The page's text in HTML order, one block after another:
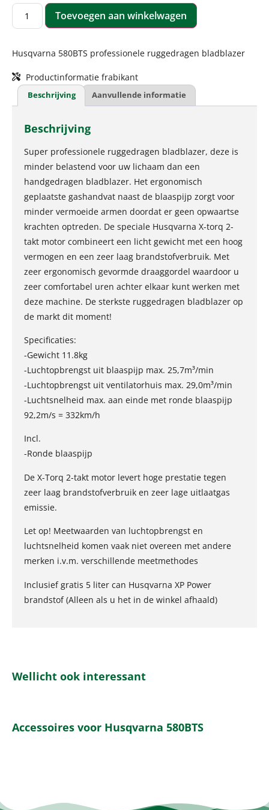
Toevoegen aan winkelwagen
Husqvarna 580BTS professionele ruggedragen bladblazer
Productinformatie frabikant
Beschrijving Aanvullende informatie
Beschrijving
Super professionele ruggedragen bladblazer, deze is
minder belastend voor uw lichaam dan een
handgedragen bladblazer. Het ergonomisch
geplaatste gashandvat naast de blaaspijp zorgt voor
minder vermoeide armen doordat er geen opwaartse
krachten optreden. De speciale Husqvarna X-torq 2-
takt motor combineert een licht gewicht met een hoog
vermogen en een zeer laag brandstofverbruik. Met
zeer ergonomisch gevormde draaggordel waardoor u
zeer comfortabel uren achter elkaar kunt werken met
deze machine. De sterkste ruggedragen bladblazer op
de markt dit moment!
Specificaties:
-Gewicht 11.8kg
-Luchtopbrengst uit blaaspijp max. 25,7m³/min
-Luchtopbrengst uit ventilatorhuis max. 29,0m³/min
-Luchtsnelheid max. aan einde met ronde blaaspijp
92,2m/s = 332km/h
Incl.
-Ronde blaaspijp
De X-Torq 2-takt motor levert hoge prestatie tegen
zeer laag brandstofverbruik en zeer lage uitlaatgas
emissie.
Let op! Meetwaarden van luchtopbrengst en
luchtsnelheid komen vaak niet overeen met andere
merken i.v.m. verschillende meetmethodes
Inclusief gratis 5 liter can Husqvarna XP Power
brandstof (Alleen als u het in de winkel afhaald)
Wellicht ook interessant
Accessoires voor Husqvarna 580BTS